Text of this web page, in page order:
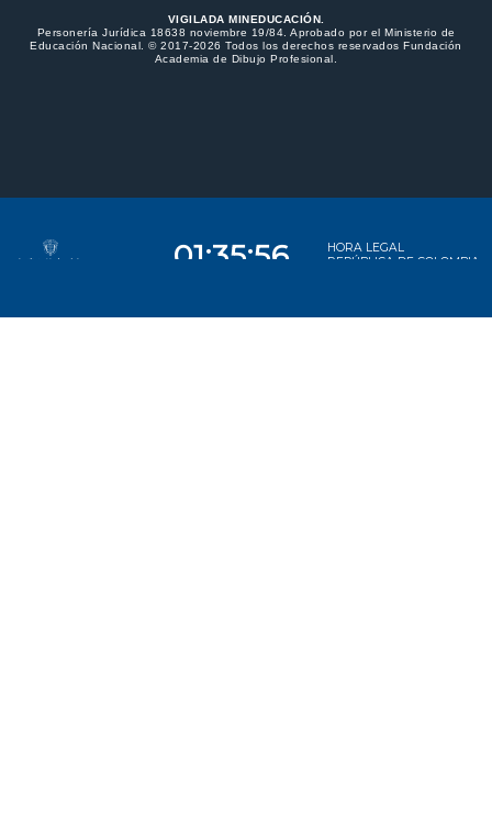
VIGILADA MINEDUCACIÓN.
Personería Jurídica 18638 noviembre 19/84. Aprobado por el Ministerio de
Educación Nacional. © 2017-2026 Todos los derechos reservados Fundación
Academia de Dibujo Profesional.